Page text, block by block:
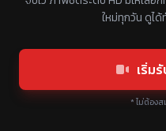
ใหม่ทุกวัน ดูไ
เริ่ม
* ไม่ต้อง